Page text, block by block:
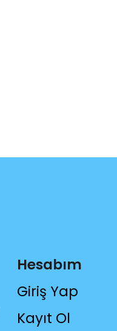
Hesabım
Giriş Yap
Kayıt Ol